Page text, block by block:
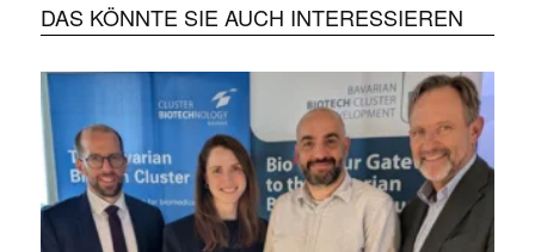
DAS KÖNNTE SIE AUCH INTERESSIEREN